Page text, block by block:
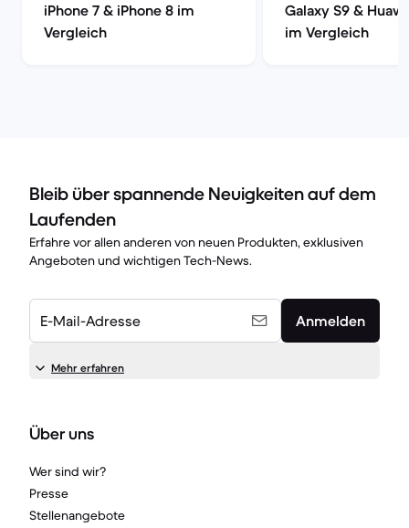
iPhone 7 & iPhone 8 im
Vergleich
Galaxy S9 &
im Vergleich
Bleib über spannende Neuigkeiten auf dem
Laufenden
Erfahre vor allen anderen von neuen Produkten, exklusiven
Angeboten und wichtigen Tech-News.
E-Mail-Adresse Anmelden
Mehr erfahren
Über uns
Wer sind wir?
Presse
Stellenangebote